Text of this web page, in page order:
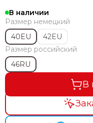
В наличии
Размер немецкий
40EU
42EU
Размер российский
46RU
В